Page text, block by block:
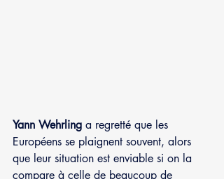
Yann Wehrling a regretté que les
Européens se plaignent souvent, alors
que leur situation est enviable si on la
compare à celle de beaucoup de